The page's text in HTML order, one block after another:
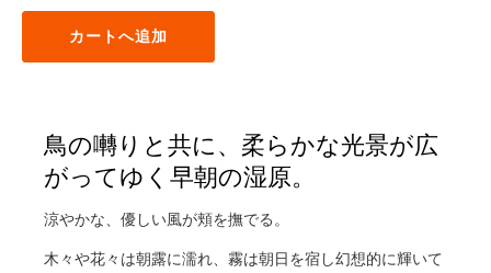
カートへ追加
鳥の囀りと共に、柔らかな光景が広
がってゆく早朝の湿原。
涼やかな、優しい風が頬を撫でる。
木々や花々は朝露に濡れ、霧は朝日を宿し幻想的に輝いて